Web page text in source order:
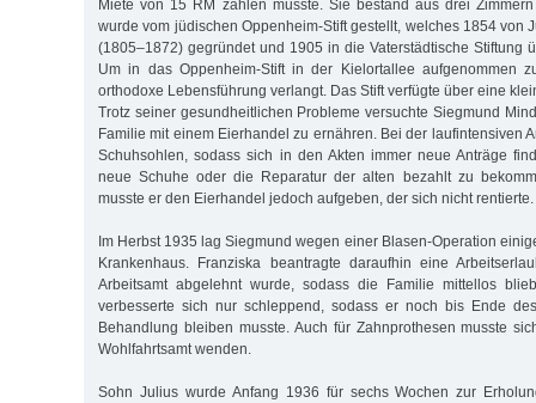
Miete von 15 RM zahlen musste. Sie bestand aus drei
wurde vom jüdischen Oppenheim-Stift gestellt, welches 1854 von
(1805–1872) gegründet und 1905 in die Vaterstädtische Stiftung
Um in das Oppenheim-Stift in der Kielortallee aufgenommen
orthodoxe Lebensführung verlangt. Das Stift verfügte über eine
Trotz seiner gesundheitlichen Probleme versuchte Siegmund
Familie mit einem Eierhandel zu ernähren. Bei der laufintensiven
Schuhsohlen, sodass sich in den Akten immer neue Anträge
neue Schuhe oder die Reparatur der alten bezahlt zu
musste er den Eierhandel jedoch aufgeben, der sich nicht rentierte.
Im Herbst 1935 lag Siegmund wegen einer Blasen-Operation
Krankenhaus. Franziska beantragte daraufhin eine
Arbeitsamt abgelehnt wurde, sodass die Familie mittellos
verbesserte sich nur schleppend, sodass er noch bis Ende
Behandlung bleiben musste. Auch für Zahnprothesen musste
Wohlfahrtsamt wenden.
Sohn Julius wurde Anfang 1936 für sechs Wochen zur